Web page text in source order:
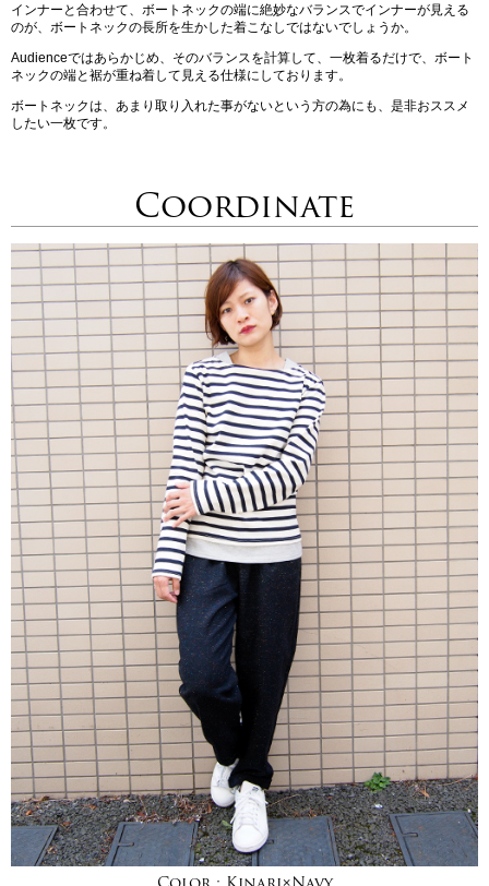
インナーと合わせて、ボートネックの端に絶妙なバランスでインナーが見える
のが、ボートネックの長所を生かした着こなしではないでしょうか。
Audienceではあらかじめ、そのバランスを計算して、一枚着るだけで、ボート
ネックの端と裾が重ね着して見える仕様にしております。
ボートネックは、あまり取り入れた事がないという方の為にも、是非おススメ
したい一枚です。
Coordinate